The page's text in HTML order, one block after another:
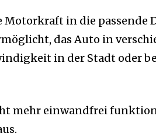
Motorkraft in die passende
das Auto in
in der Stadt oder
mehr einwandfrei